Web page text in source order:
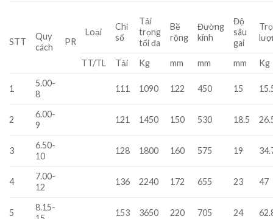
STT
Quy
cách
PR
Loại
Chỉ
số
Tải
trọng
tối đa
Bề
rộng
Đường
kính
Độ
sâu
gai
TT/TL Tải Kg mm mm mm Kg
1
5.00-
8
111 1090 122 450 15
2
6.00-
9
121 1450 150 530 18.5
3
6.50-
10
128 1800 160 575 19
4
7.00-
12
136 2240 172 655 23 47
5
8.15-
153 3650 220 705 24